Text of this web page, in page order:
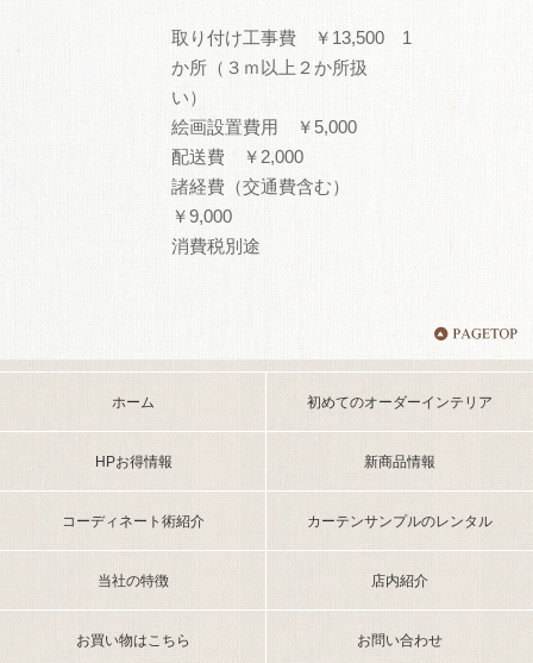
取り付け工事費 ￥13,500 1
か所（３ｍ以上２か所扱
い）
絵画設置費用 ￥5,000
配送費 ￥2,000
諸経費（交通費含む）
￥9,000
消費税別途
ホーム 初めてのオーダーインテリア
HPお得情報 新商品情報
コーディネート術紹介 カーテンサンプルのレンタル
当社の特徴 店内紹介
お買い物はこちら お問い合わせ